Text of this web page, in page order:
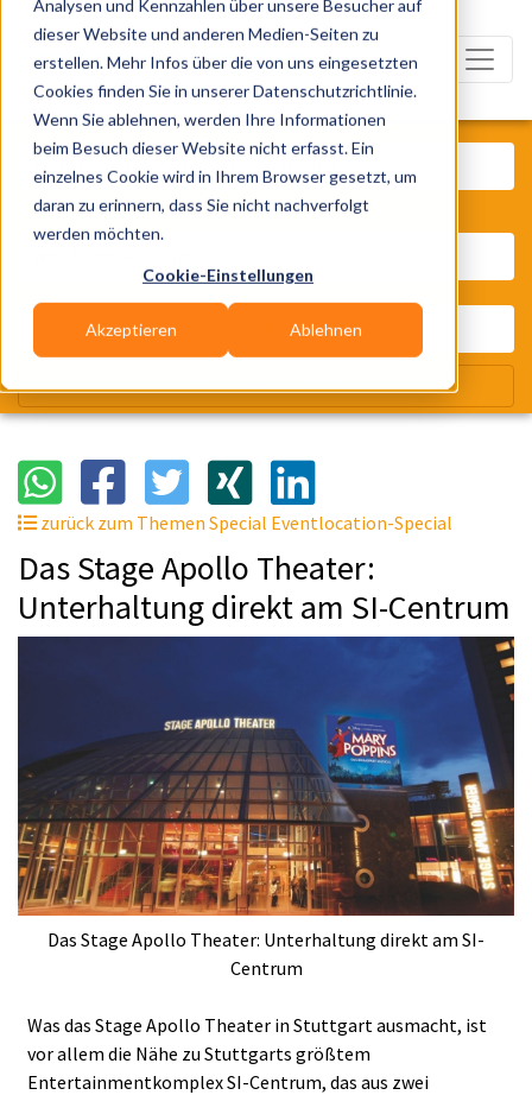
Analysen und Kennzahlen über unsere Besucher auf
dieser Website und anderen Medien-Seiten zu
erstellen. Mehr Infos über die von uns eingesetzten
Cookies finden Sie in unserer Datenschutzrichtlinie.
Wenn Sie ablehnen, werden Ihre Informationen
beim Besuch dieser Website nicht erfasst. Ein
einzelnes Cookie wird in Ihrem Browser gesetzt, um
daran zu erinnern, dass Sie nicht nachverfolgt
werden möchten.
Cookie-Einstellungen
Akzeptieren Ablehnen
zurück zum Themen Special Eventlocation-Special
Das Stage Apollo Theater:
Unterhaltung direkt am SI-Centrum
Das Stage Apollo Theater: Unterhaltung direkt am SI-
Centrum
Was das Stage Apollo Theater in Stuttgart ausmacht, ist
vor allem die Nähe zu Stuttgarts größtem
Entertainmentkomplex SI-Centrum, das aus zwei
Was? Künstler, Zelte, Bands,
Wir suchen für Dich